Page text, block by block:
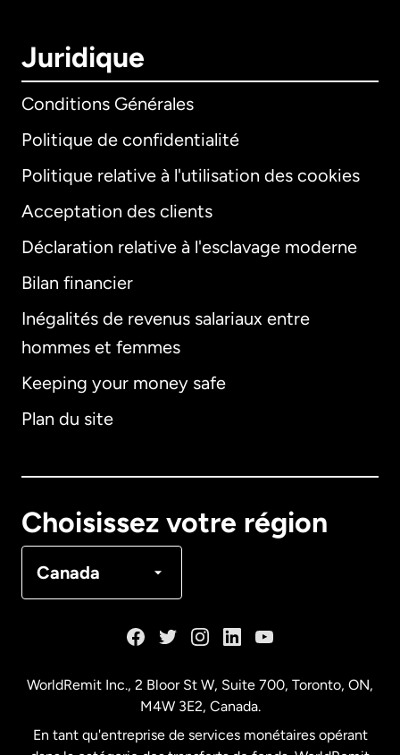
Juridique
Conditions Générales
Politique de confidentialité
Politique relative à l'utilisation des cookies
Acceptation des clients
Déclaration relative à l'esclavage moderne
Bilan financier
Inégalités de revenus salariaux entre
hommes et femmes
Keeping your money safe
Plan du site
Choisissez votre région
Canada
International
Allemagne
Français
WorldRemit Inc., 2 Bloor St W, Suite 700, Toronto, ON,
M4W 3E2, Canada.
En tant qu'entreprise de services monétaires opérant